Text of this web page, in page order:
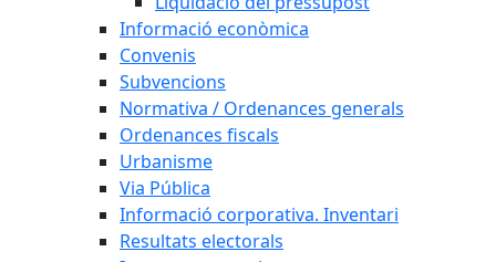
Informació econòmica
Convenis
Subvencions
Normativa / Ordenances generals
Ordenances fiscals
Urbanisme
Via Pública
Informació corporativa. Inventari
Resultats electorals